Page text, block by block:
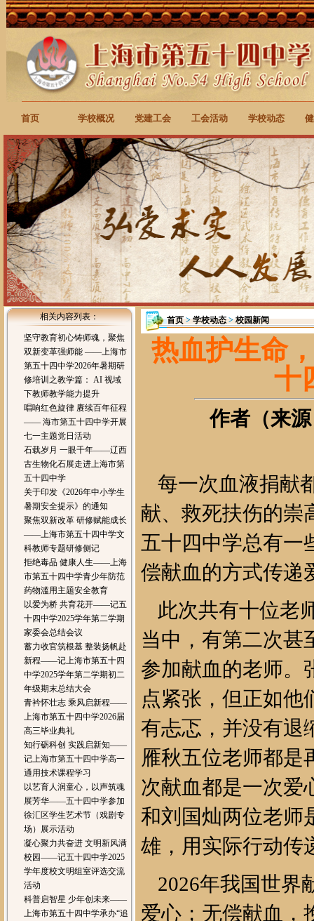
首页 学校概况 党建工会 工会活动 学校动态
相关内容列表：
坚守教育初心铸师魂，聚焦
双新变革强师能 ——上海市
第五十四中学2026年暑期研
修培训之教学篇： AI 视域
下教师教学能力提升
唱响红色旋律 赓续百年征程
—— 海市第五十四中学开展
七一主题党日活动
石载岁月 一眼千年——辽西
古生物化石展走进上海市第
五十四中学
关于印发《2026年中小学生
暑期安全提示》的通知
聚焦双新改革 研修赋能成长
——上海市第五十四中学文
科教师专题研修侧记
拒绝毒品 健康人生——上海
市第五十四中学青少年防范
药物滥用主题安全教育
以爱为桥 共育花开——记五
十四中学2025学年第二学期
家委会总结会议
蓄力收官筑根基 整装扬帆赴
新程——记上海市第五十四
中学2025学年第二学期初二
年级期末总结大会
青衿怀壮志 乘风启新程——
上海市第五十四中学2026届
高三毕业典礼
知行砺科创 实践启新知——
记上海市第五十四中学高一
通用技术课程学习
以艺育人润童心，以声筑魂
展芳华——五十四中学参加
徐汇区学生艺术节（戏剧专
场）展示活动
凝心聚力共奋进 文明新风满
校园——记五十四中学2025
学年度校文明组室评选交流
活动
科普启智星 少年创未来——
上海市第五十四中学承办“追
首页>学校动态>校园新闻
热血护生命
十
作者（来
每一次血液捐献
献、救死扶伤的崇
五十四中学总有一
偿献血的方式传递
此次共有十位老
当中，有第二次甚
参加献血的老师。
点紧张，但正如他
有忐忑，并没有退
雁秋五位老师都是
次献血都是一次爱
和刘国灿两位老师
雄，用实际行动传
2026年我国世界
爱心；无偿献血，